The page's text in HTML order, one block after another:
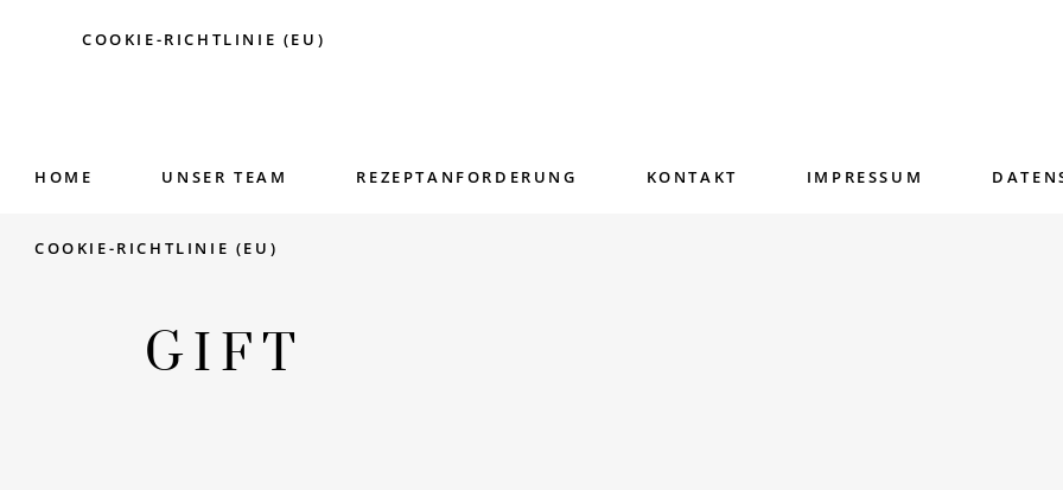
HOME UNSER TEAM REZEPTANFORDERUNG KONTAKT IMPRESSUM
COOKIE-RICHTLINIE (EU)
COOKIE-RICHTLINIE (EU)
GIFT